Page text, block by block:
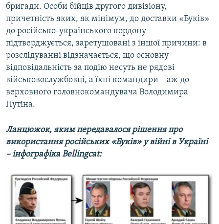
бригади. Особи бійців другого дивізіону,
причетність яких, як мінімум, до доставки «Буків»
до російсько-українського кордону
підтверджується, заретушовані з іншої причини: в
розслідуванні відзначається, що основну
відповідальність за подію несуть не рядові
військовослужбовці, а їхні командири – аж до
верховного головнокомандувача Володимира
Путіна.
Ланцюжок, яким передавалося рішення про
використання російських «Буків» у війні в Україні
– інфографіка Bellingcat: